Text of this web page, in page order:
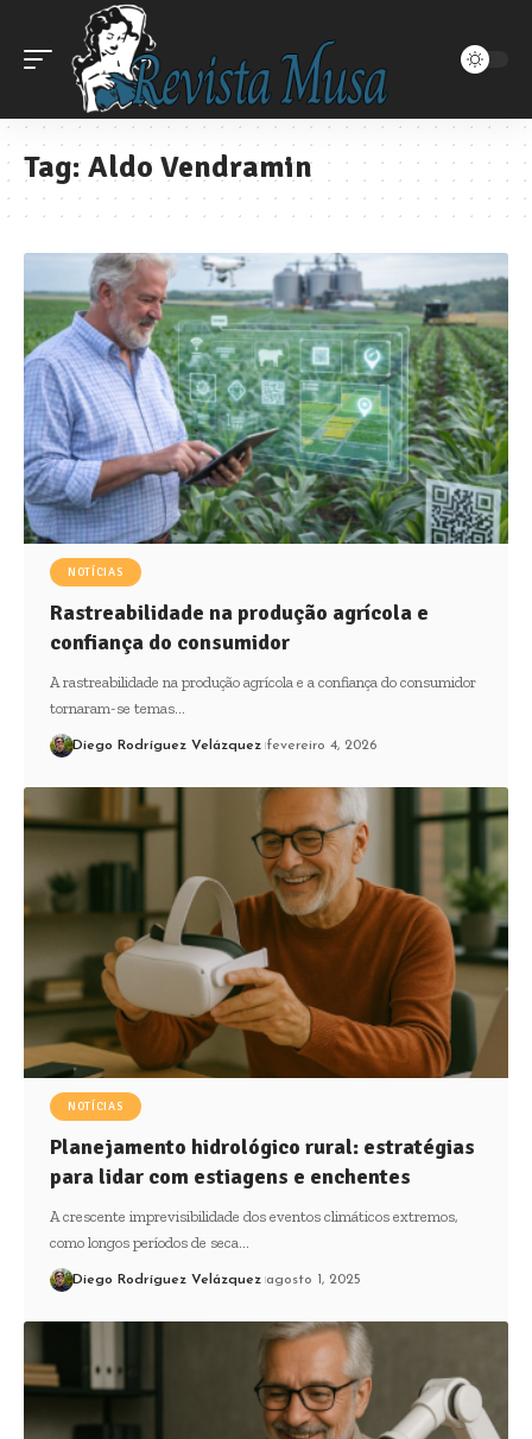
Tag:Aldo Vendramin
NOTÍCIAS
Rastreabilidade na produção agrícola e
confiança do consumidor
A rastreabilidade na produção agrícola e a confiança do consumidor
tornaram-se temas…
Diego Rodríguez Velázquez fevereiro 4, 2026
NOTÍCIAS
Planejamento hidrológico rural: estratégias
para lidar com estiagens e enchentes
A crescente imprevisibilidade dos eventos climáticos extremos,
como longos períodos de seca…
Diego Rodríguez Velázquez agosto 1, 2025